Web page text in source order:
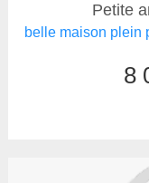
Petite
belle maison plein
8